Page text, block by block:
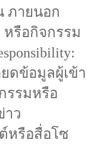
ภายนอก
รือกิจกรรม
ยดข้อมูลผู้เข้า
รรมหรือ
าว
หรือสื่อโซ